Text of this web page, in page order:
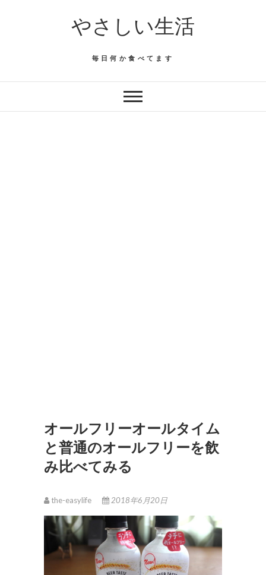
やさしい生活
毎日何か食べてます
オールフリーオールタイム
と普通のオールフリーを飲
み比べてみる
the-easylife 2018年6月20日